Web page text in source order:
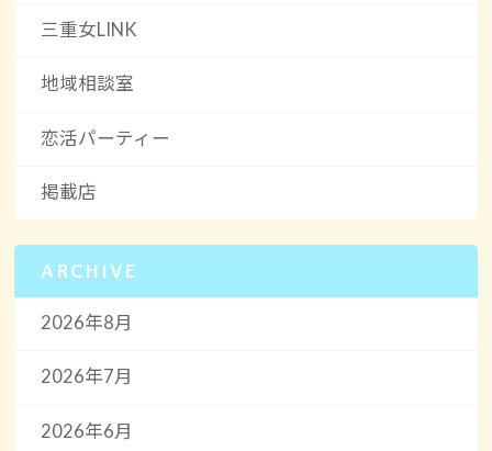
三重女LINK
地域相談室
恋活パーティー
掲載店
ARCHIVE
2026年8月
2026年7月
2026年6月